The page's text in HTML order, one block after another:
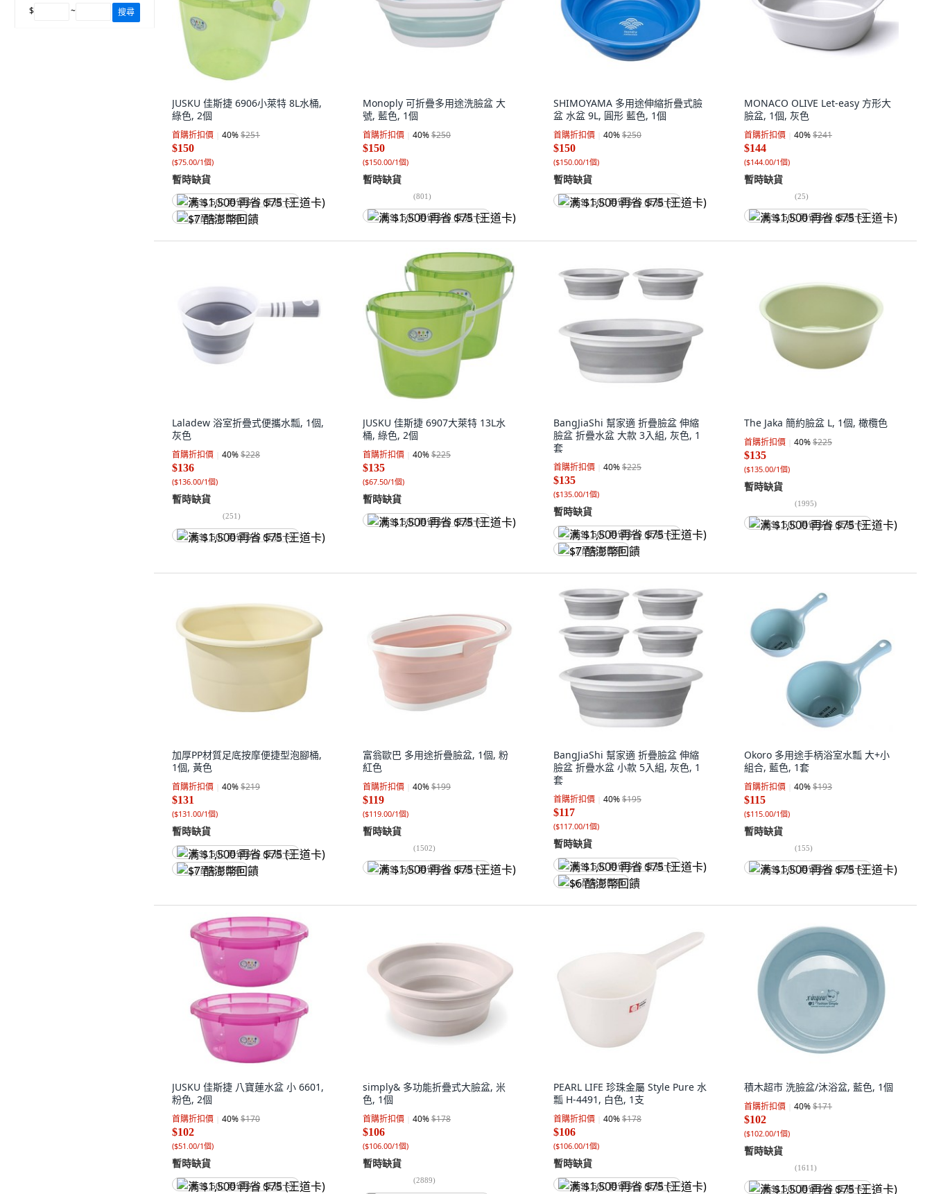
$ ~ 搜尋
JUSKU 佳斯捷 6906小萊特 8L水桶,
綠色, 2個
首購折扣價 40%$251
$150
($75.00/1個)
暫時缺貨
满 $1,500 再省 $75 (王道卡)
$7 酷澎幣回饋
Monoply 可折疊多用途洗臉盆 大
號, 藍色, 1個
首購折扣價 40%$250
$150
($150.00/1個)
暫時缺貨
(801)
满 $1,500 再省 $75 (王道卡)
SHIMOYAMA 多用途伸縮折疊式臉
盆 水盆 9L, 圓形 藍色, 1個
首購折扣價 40%$250
$150
($150.00/1個)
暫時缺貨
满 $1,500 再省 $75 (王道卡)
MONACO OLIVE Let-easy 方形大
臉盆, 1個, 灰色
首購折扣價 40%$241
$144
($144.00/1個)
暫時缺貨
(25)
满 $1,500 再省 $75 (王道卡)
Laladew 浴室折疊式便攜水瓢, 1個,
灰色
首購折扣價 40%$228
$136
($136.00/1個)
暫時缺貨
(251)
满 $1,500 再省 $75 (王道卡)
JUSKU 佳斯捷 6907大萊特 13L水
桶, 綠色, 2個
首購折扣價 40%$225
$135
($67.50/1個)
暫時缺貨
满 $1,500 再省 $75 (王道卡)
BangJiaShi 幫家適 折疊臉盆 伸縮
臉盆 折疊水盆 大款 3入組, 灰色, 1
套
首購折扣價 40%$225
$135
($135.00/1個)
暫時缺貨
满 $1,500 再省 $75 (王道卡)
$7 酷澎幣回饋
The Jaka 簡約臉盆 L, 1個, 橄欖色
首購折扣價 40%$225
$135
($135.00/1個)
暫時缺貨
(1995)
满 $1,500 再省 $75 (王道卡)
加厚PP材質足底按摩便捷型泡腳桶,
1個, 黃色
首購折扣價 40%$219
$131
($131.00/1個)
暫時缺貨
满 $1,500 再省 $75 (王道卡)
$7 酷澎幣回饋
富翁歐巴 多用途折疊臉盆, 1個, 粉
紅色
首購折扣價 40%$199
$119
($119.00/1個)
暫時缺貨
(1502)
满 $1,500 再省 $75 (王道卡)
BangJiaShi 幫家適 折疊臉盆 伸縮
臉盆 折疊水盆 小款 5入組, 灰色, 1
套
首購折扣價 40%$195
$117
($117.00/1個)
暫時缺貨
满 $1,500 再省 $75 (王道卡)
$6 酷澎幣回饋
Okoro 多用途手柄浴室水瓢 大+小
組合, 藍色, 1套
首購折扣價 40%$193
$115
($115.00/1個)
暫時缺貨
(155)
满 $1,500 再省 $75 (王道卡)
JUSKU 佳斯捷 八寶蓮水盆 小 6601,
粉色, 2個
首購折扣價 40%$170
$102
($51.00/1個)
暫時缺貨
满 $1,500 再省 $75 (王道卡)
simply& 多功能折疊式大臉盆, 米
色, 1個
首購折扣價 40%$178
$106
($106.00/1個)
暫時缺貨
(2889)
PEARL LIFE 珍珠金屬 Style Pure 水
瓢 H-4491, 白色, 1支
首購折扣價 40%$178
$106
($106.00/1個)
暫時缺貨
满 $1,500 再省 $75 (王道卡)
積木超市 洗臉盆/沐浴盆, 藍色, 1個
首購折扣價 40%$171
$102
($102.00/1個)
暫時缺貨
(1611)
满 $1,500 再省 $75 (王道卡)